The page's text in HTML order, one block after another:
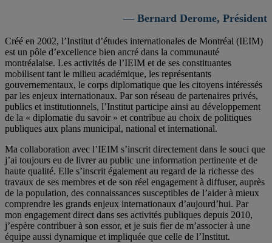
— Bernard Derome, Président
Créé en 2002, l’Institut d’études internationales de Montréal (IEIM)
est un pôle d’excellence bien ancré dans la communauté
montréalaise. Les activités de l’IEIM et de ses constituantes
mobilisent tant le milieu académique, les représentants
gouvernementaux, le corps diplomatique que les citoyens intéressés
par les enjeux internationaux. Par son réseau de partenaires privés,
publics et institutionnels, l’Institut participe ainsi au développement
de la « diplomatie du savoir » et contribue au choix de politiques
publiques aux plans municipal, national et international.
Ma collaboration avec l’IEIM s’inscrit directement dans le souci que
j’ai toujours eu de livrer au public une information pertinente et de
haute qualité. Elle s’inscrit également au regard de la richesse des
travaux de ses membres et de son réel engagement à diffuser, auprès
de la population, des connaissances susceptibles de l’aider à mieux
comprendre les grands enjeux internationaux d’aujourd’hui. Par
mon engagement direct dans ses activités publiques depuis 2010,
j’espère contribuer à son essor, et je suis fier de m’associer à une
équipe aussi dynamique et impliquée que celle de l’Institut.